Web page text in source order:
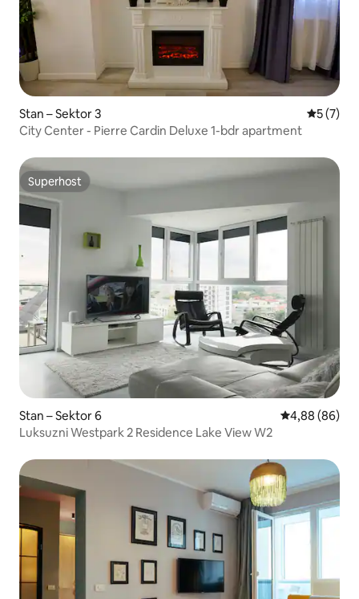
Stan – Sektor 3
5 (7)
City Center - Pierre Cardin Deluxe 1-bdr apartment
Superhost
Superhost
Stan – Sektor 6 Prosječna
4,88 (86)
Luksuzni Westpark 2 Residence Lake View W2